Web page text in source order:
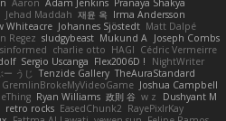
Aaron Adam Jenkins Pranaya Shakya
Jehad Maddah 재윤 옥 Irma Andersson
Whiteacre Johannes Sjöstedt Matt Dalpé
Regez sludgybeast Mukund A Joseph Combs
charlie otto HAGI Cédric Vermeirre
Sergio Uscanga Flex2006D !
NightWriter
ー うじ Tenzide Gallery TheAuraStandard
GremlinBrokeMyVideoGame Joshua Campbell
Ryan Williams 政則 谷 w z
Dushyant M
retro rocks EasedChunk2 RayePixlrKay